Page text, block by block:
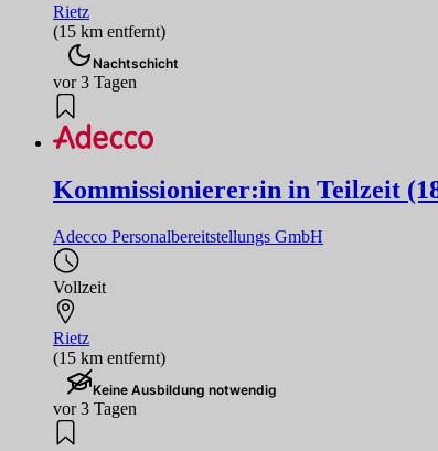
Rietz
(15 km entfernt)
Nachtschicht
vor 3 Tagen
Kommissionierer:in in Teilzeit
Adecco Personalbereitstellungs GmbH
Vollzeit
Rietz
(15 km entfernt)
Keine Ausbildung notwendig
vor 3 Tagen